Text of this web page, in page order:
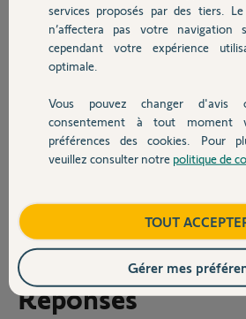
Autres produits
Devis avec un pro
Contact
Redémarrage Link Advanced
Redémarrage box (Freebox delta)
Suppression du Link Advanced dans l'appli
Merci beaucoup
Participer au fil de
Réponses
services proposés par des tiers.
n’affectera pas votre
cependant votre expérience
optimale.
Vous pouvez changer
consentement à tout
préférences des cookies. Pour
veuillez consulter notre politique de
TOUT
Gérer mes